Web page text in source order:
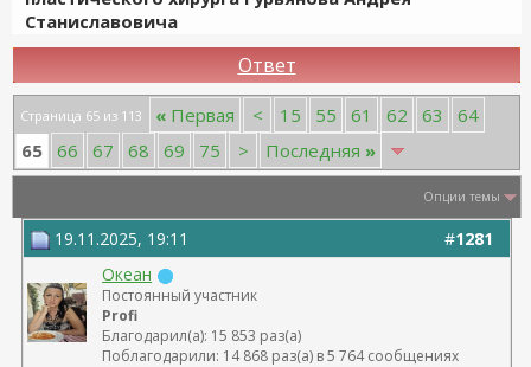
Станиславовича
Ответ
Страница 65 из 113 « Первая < 15 55 61 62 63
64
65 66 67 68 69 75 > Последняя »
Опции темы
#1281
19.11.2025, 19:11
Океан
Постоянный участник
Profi
Благодарил(а): 15 853 раз(а)
Поблагодарили: 14 868 раз(а) в 5 764 сообщениях